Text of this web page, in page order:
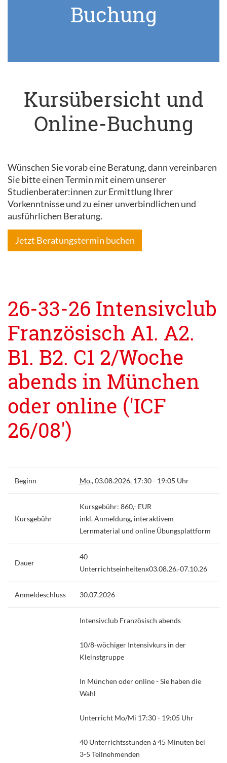
Buchung
Kursübersicht und
Online-Buchung
Wünschen Sie vorab eine Beratung, dann vereinbaren
Sie bitte einen Termin mit einem unserer
Studienberater:innen zur Ermittlung Ihrer
Vorkenntnisse und zu einer unverbindlichen und
ausführlichen Beratung.
Jetzt Beratungstermin buchen
26-33-26 Intensivclub
Französisch A1. A2.
B1. B2. C1 2/Woche
abends in München
oder online ('ICF
26/08')
Beginn Mo., 03.08.2026, 17:30 - 19:05 Uhr
Kursgebühr
Kursgebühr: 860,- EUR
inkl. Anmeldung, interaktivem
Lernmaterial und online Übungsplattform
Dauer
40
Unterrichtseinheitenx03.08.26.-07.10.26
Anmeldeschluss 30.07.2026
Intensivclub Französisch abends
10/8-wöchiger Intensivkurs in der
Kleinstgruppe
In München oder online - Sie haben die
Wahl
Unterricht Mo/Mi 17:30 - 19:05 Uhr
40 Unterrichtsstunden à 45 Minuten bei
3-5 Teilnehmenden